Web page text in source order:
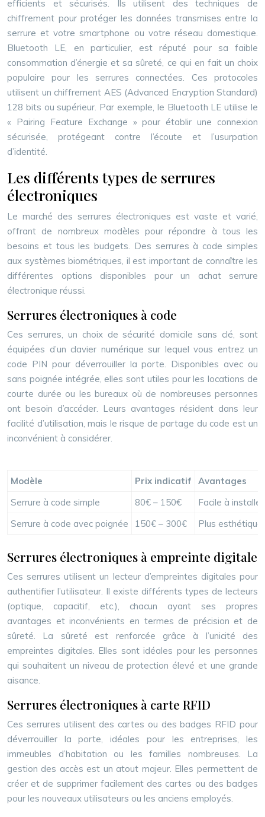
efficients et sécurisés. Ils utilisent des techniques de
chiffrement pour protéger les données transmises entre la
serrure et votre smartphone ou votre réseau domestique.
Bluetooth LE, en particulier, est réputé pour sa faible
consommation d’énergie et sa sûreté, ce qui en fait un choix
populaire pour les serrures connectées. Ces protocoles
utilisent un chiffrement AES (Advanced Encryption Standard)
128 bits ou supérieur. Par exemple, le Bluetooth LE utilise le
« Pairing Feature Exchange » pour établir une connexion
sécurisée, protégeant contre l’écoute et l’usurpation
d’identité.
Les différents types de serrures
électroniques
Le marché des serrures électroniques est vaste et varié,
offrant de nombreux modèles pour répondre à tous les
besoins et tous les budgets. Des serrures à code simples
aux systèmes biométriques, il est important de connaître les
différentes options disponibles pour un achat serrure
électronique réussi.
Serrures électroniques à code
Ces serrures, un choix de sécurité domicile sans clé, sont
équipées d’un clavier numérique sur lequel vous entrez un
code PIN pour déverrouiller la porte. Disponibles avec ou
sans poignée intégrée, elles sont utiles pour les locations de
courte durée ou les bureaux où de nombreuses personnes
ont besoin d’accéder. Leurs avantages résident dans leur
facilité d’utilisation, mais le risque de partage du code est un
inconvénient à considérer.
Modèle Prix indicatif
Avantages
Serrure à code simple
80€ – 150€
Facile à
Serrure à code avec poignée
150€ – 300€ Plus
Serrures électroniques à empreinte digitale
Ces serrures utilisent un lecteur d’empreintes digitales pour
authentifier l’utilisateur. Il existe différents types de lecteurs
(optique, capacitif, etc.), chacun ayant ses propres
avantages et inconvénients en termes de précision et de
sûreté. La sûreté est renforcée grâce à l’unicité des
empreintes digitales. Elles sont idéales pour les personnes
qui souhaitent un niveau de protection élevé et une grande
aisance.
Serrures électroniques à carte RFID
Ces serrures utilisent des cartes ou des badges RFID pour
déverrouiller la porte, idéales pour les entreprises, les
immeubles d’habitation ou les familles nombreuses. La
gestion des accès est un atout majeur. Elles permettent de
créer et de supprimer facilement des cartes ou des badges
pour les nouveaux utilisateurs ou les anciens employés.